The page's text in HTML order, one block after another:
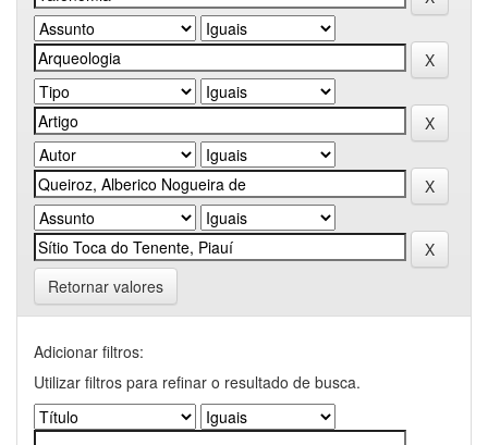
Retornar valores
Adicionar filtros:
Utilizar filtros para refinar o resultado de busca.